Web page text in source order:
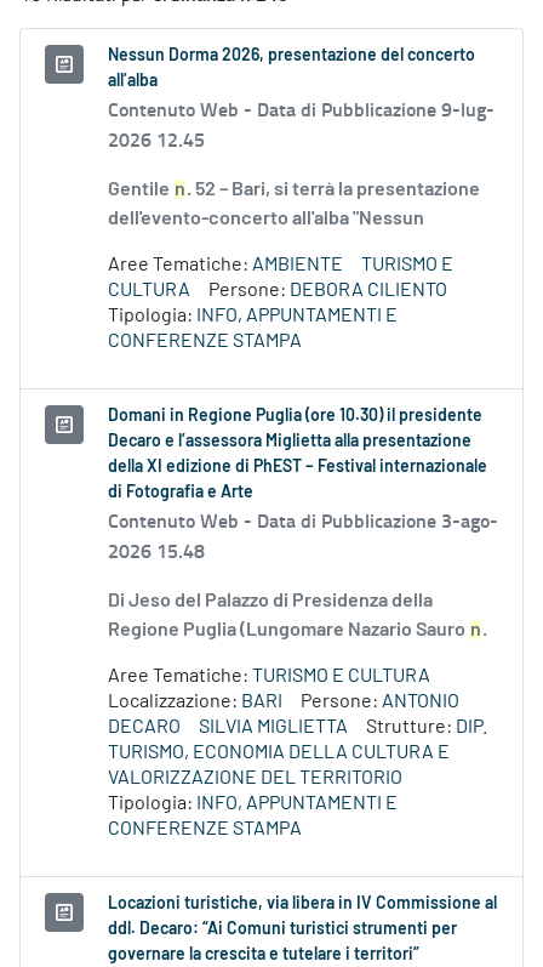
Nessun Dorma 2026, presentazione del concerto
all’alba
Contenuto Web - Data di Pubblicazione 9-lug-
2026 12.45
Gentile n. 52 – Bari, si terrà la presentazione
dell'evento-concerto all'alba "Nessun
Aree Tematiche: AMBIENTE
TURISMO E
CULTURA
Persone: DEBORA CILIENTO
Tipologia:
INFO, APPUNTAMENTI E
CONFERENZE STAMPA
Domani in Regione Puglia (ore 10.30) il presidente
Decaro e l’assessora Miglietta alla presentazione
della XI edizione di PhEST – Festival internazionale
di Fotografia e Arte
Contenuto Web - Data di Pubblicazione 3-ago-
2026 15.48
Di Jeso del Palazzo di Presidenza della
Regione Puglia (Lungomare Nazario Sauro n.
Aree Tematiche: TURISMO E CULTURA
Localizzazione: BARI Persone: ANTONIO
DECARO
SILVIA MIGLIETTA Strutture: DIP.
TURISMO, ECONOMIA DELLA CULTURA E
VALORIZZAZIONE DEL TERRITORIO
Tipologia:
INFO, APPUNTAMENTI E
CONFERENZE STAMPA
Locazioni turistiche, via libera in IV Commissione al
ddl. Decaro: “Ai Comuni turistici strumenti per
governare la crescita e tutelare i territori”